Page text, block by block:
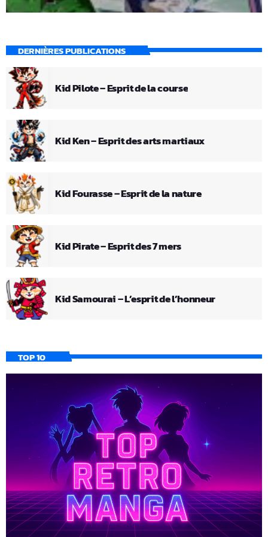
DERNIÈRES PUBLICATIONS
Kid Pilote – Esprit de la course
Kid Ken – Esprit des arts martiaux
Kid Fourasse – Esprit de la nature
Kid Pirate – Esprit des 7 mers
Kid Samourai – L’esprit de l’honneur
TOP 10